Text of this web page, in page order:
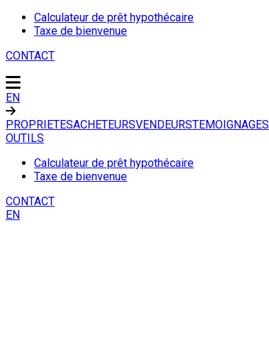
Calculateur de prêt hypothécaire
Taxe de bienvenue
CONTACT
EN
PROPRIETESACHETEURSVENDEURSTEMOIGNAGES
OUTILS
Calculateur de prêt hypothécaire
Taxe de bienvenue
CONTACT
EN